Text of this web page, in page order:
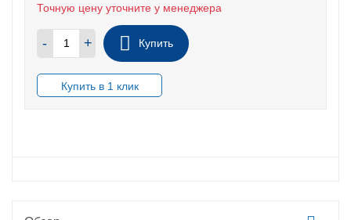
Точную цену уточните у менеджера
- + Купить